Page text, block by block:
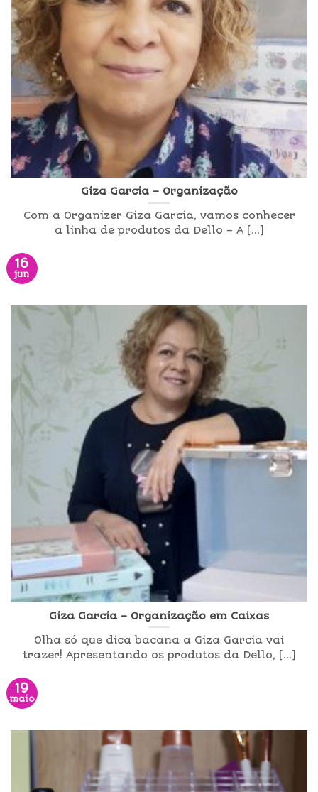
Giza Garcia – Organização
Com a Organizer Giza Garcia, vamos conhecer
a linha de produtos da Dello – A [...]
16
jun
Giza Garcia – Organização em Caixas
Olha só que dica bacana a Giza Garcia vai
trazer! Apresentando os produtos da Dello, [...]
19
maio